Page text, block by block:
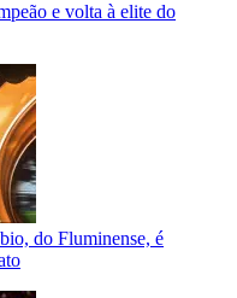
e volta à elite do
do Fluminense, é